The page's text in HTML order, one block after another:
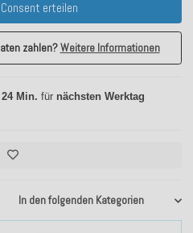
In den folgenden Kategorien
Consent erteilen
zahlen?Weitere Informationen
Min. für nächsten Werktag